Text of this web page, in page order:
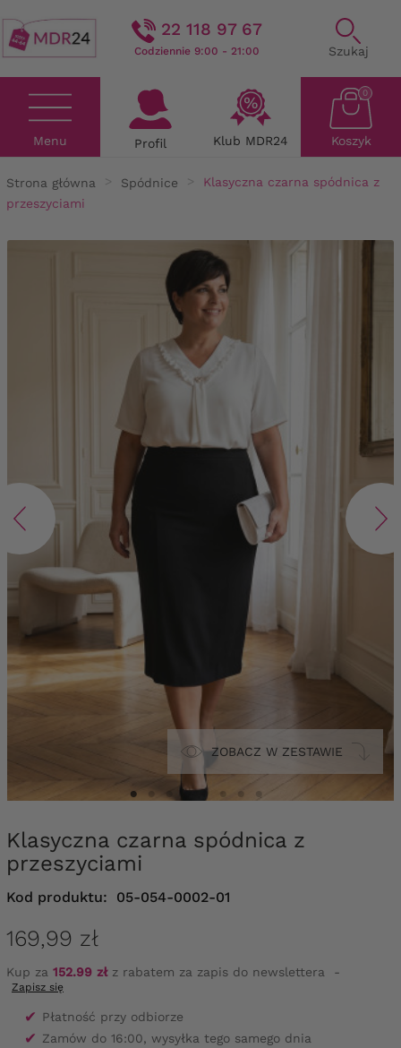
22 118 97 67
Codziennie 9:00 - 21:00 Szukaj
Menu Profil Klub MDR24 Koszyk
0
Strona główna Spódnice
Klasyczna czarna spódnica z
przeszyciami
ZOBACZ W ZESTAWIE
Klasyczna czarna spódnica z
przeszyciami
Kod produktu: 05-054-0002-01
169,99 zł
Kup za 152.99 złz rabatem za zapis do newslettera -
Zapisz się
✔ Płatność przy odbiorze
✔ Zamów do 16:00, wysyłka tego samego dnia